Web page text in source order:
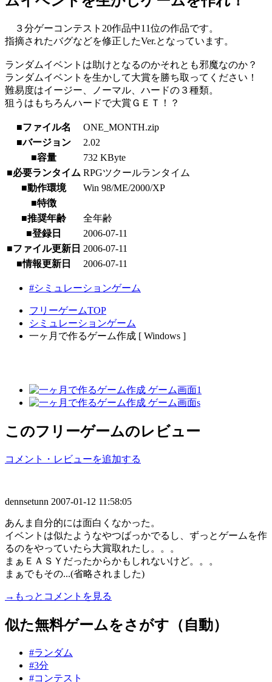
３分ゲーコンテスト20作品中11位の作品です。
指摘されたバグなどを修正したVer.となっています。
ランダムイベントは助けとなるのかそれとも邪魔なのか？
ランダムイベントを生かして大賞を勝ち取ってください！
難易度はイージー、ノーマル、ハードの３種類。
狙うはもちろんハードで大賞ＧＥＴ！？
■ファイル名
ONE_MONTH.zip
■バージョン
2.02
■容量
732 KByte
■必要ランタイム RPGツクールランタイム
■動作環境
Win 98/ME/2000/XP
■特徴
■推奨年齢
全年齢
■登録日
2006-07-11
■ファイル更新日 2006-07-11
■情報更新日
2006-07-11
#シミュレーションゲーム
フリーゲームTOP
シミュレーションゲーム
一ヶ月で作るゲーム作成 [ Windows ]
このフリーゲームのレビュー
コメント・レビューを追加する
dennsetunn 2007-01-12 11:58:05
あんま自分的には面白くなかった。
イベントは似たようなやつばっかでるし、ずっとゲームを作
るのをやっていたら大賞取れたし。。。
まぁＥＡＳＹだったからかもしれないけど。。。
まぁでもその...(省略されました)
→もっとコメントを見る
似た無料ゲームをさがす（自動）
#ランダム
#3分
#コンテスト